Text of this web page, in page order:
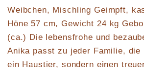
Weibchen, Mischling Geimpft,
Höne 57 cm, Gewicht 24 kg
(ca.) Die lebensfrohe und
Anika passt zu jeder Familie, die
ein Haustier, sondern einen